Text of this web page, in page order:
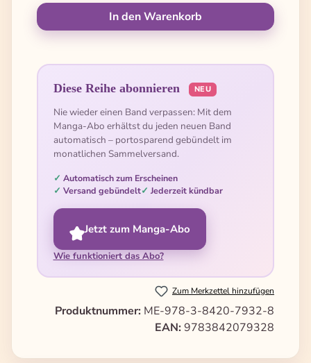
In den Warenkorb
Diese Reihe abonnieren NEU
Nie wieder einen Band verpassen: Mit dem
Manga-Abo erhältst du jeden neuen Band
automatisch – portosparend gebündelt im
monatlichen Sammelversand.
Automatisch zum Erscheinen
Versand gebündelt
Jederzeit kündbar
Jetzt zum Manga-Abo
Wie funktioniert das Abo?
Zum Merkzettel hinzufügen
Produktnummer: ME-978-3-8420-7932-8
EAN: 9783842079328